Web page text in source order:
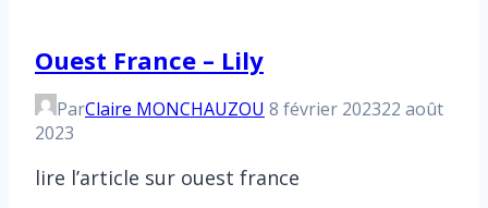
Ouest France – Lily
ParClaire MONCHAUZOU 8 février 202322 août
2023
lire l’article sur ouest france